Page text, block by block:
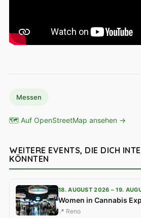
Messen
🗺 Auf OpenStreetMap ansehen →
WEITERE EVENTS, DIE DICH
KÖNNTEN
18. AUGUST 2026 – 19.
Women in Cannabis
📍 Reno